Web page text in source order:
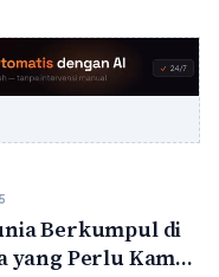
Berkumpul di
yang Perlu Kamu